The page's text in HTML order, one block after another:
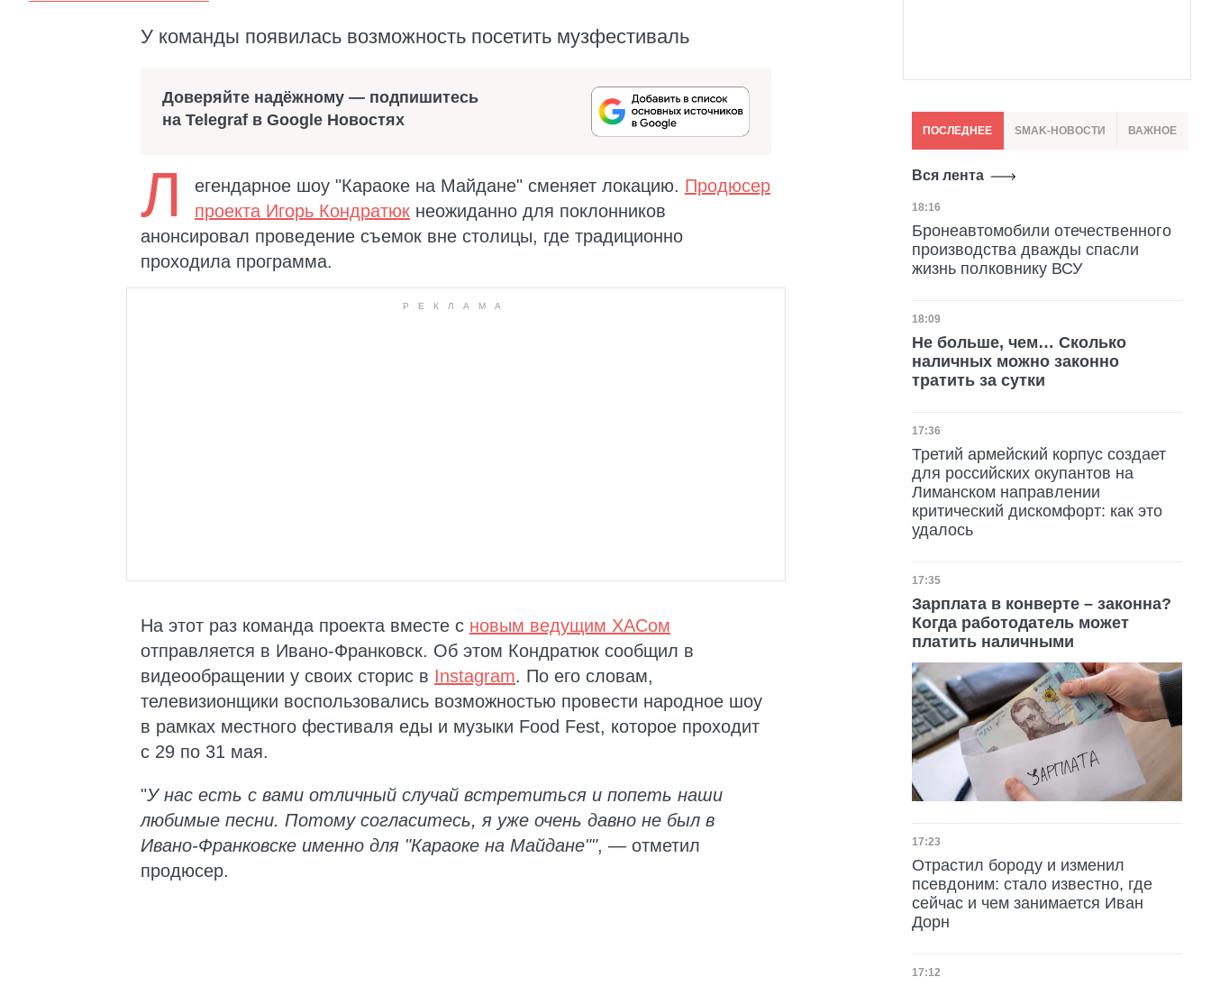
У команды появилась возможность посетить музфестиваль
Доверяйте надёжному — подпишитесь
на Telegraf в Google Новостях
Л егендарное шоу "Караоке на Майдане" сменяет локацию. Продюсер
проекта Игорь Кондратюк неожиданно для поклонников
анонсировал проведение съемок вне столицы, где традиционно
проходила программа.
На этот раз команда проекта вместе с новым ведущим ХАСом
отправляется в Ивано-Франковск. Об этом Кондратюк сообщил в
видеообращении у своих сторис в Instagram. По его словам,
телевизионщики воспользовались возможностью провести народное шоу
в рамках местного фестиваля еды и музыки Food Fest, которое проходит
с 29 по 31 мая.
"У нас есть с вами отличный случай встретиться и попеть наши
любимые песни. Потому согласитесь, я уже очень давно не был в
Ивано-Франковске именно для "Караоке на Майдане"", — отметил
продюсер.
ПОСЛЕДНЕЕ SMAK-НОВОСТИ ВАЖНОЕ
Вся лента
Дата публикации
18:16
Бронеавтомобили отечественного
производства дважды спасли
жизнь полковнику ВСУ
Дата публикации
18:09
Не больше, чем… Сколько
наличных можно законно
тратить за сутки
Дата публикации
17:36
Третий армейский корпус создает
для российских окупантов на
Лиманском направлении
критический дискомфорт: как это
удалось
Дата публикации
17:35
Зарплата в конверте – законна?
Когда работодатель может
платить наличными
Дата публикации
17:23
Отрастил бороду и изменил
псевдоним: стало известно, где
сейчас и чем занимается Иван
Дорн
Дата публикации
17:12